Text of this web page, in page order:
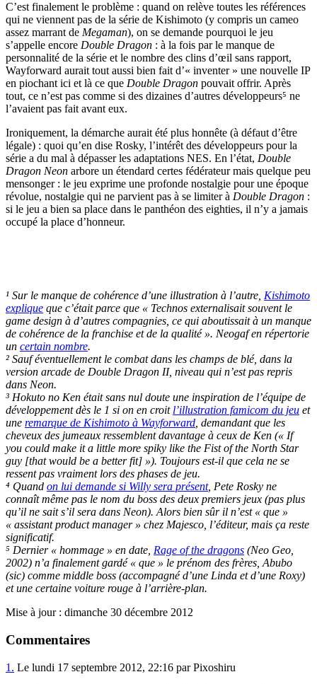
C’est finalement le problème : quand on relève toutes les références
qui ne viennent pas de la série de Kishimoto (y compris un cameo
assez marrant de Megaman), on se demande pourquoi le jeu
s’appelle encore Double Dragon : à la fois par le manque de
personnalité de la série et le nombre des clins d’œil sans rapport,
Wayforward aurait tout aussi bien fait d’« inventer » une nouvelle IP
en piochant ici et là ce que Double Dragon pouvait offrir. Après
tout, ce n’est pas comme si des dizaines d’autres développeurs⁵ ne
l’avaient pas fait avant eux.
Ironiquement, la démarche aurait été plus honnête (à défaut d’être
légale) : quoi qu’en dise Rosky, l’intérêt des développeurs pour la
série a du mal à dépasser les adaptations NES. En l’état, Double
Dragon Neon arbore un étendard certes fédérateur mais quelque peu
mensonger : le jeu exprime une profonde nostalgie pour une époque
révolue, nostalgie qui ne parvient pas à se limiter à Double Dragon :
si le jeu a bien sa place dans le panthéon des eighties, il n’y a jamais
occupé la place d’honneur.
¹ Sur le manque de cohérence d’une illustration à l’autre, Kishimoto
explique que c’était parce que « Technos externalisait souvent le
game design à d’autres compagnies, ce qui aboutissait à un manque
de cohérence de la franchise et de la qualité ». Neogaf en répertorie
un certain nombre.
² Sauf éventuellement le combat dans les champs de blé, dans la
version arcade de Double Dragon II, niveau qui n’est pas repris
dans Neon.
³ Hokuto no Ken était sans nul doute une inspiration de l’équipe de
développement dès le 1 si on en croit l’illustration famicom du jeu et
une remarque de Kishimoto à Wayforward , demandant que les
cheveux des jumeaux ressemblent davantage à ceux de Ken (« If
you could make it a little more spiky like the Fist of the North Star
guy [that would be a better fit] »). Toujours est-il que cela ne se
ressent pas vraiment lors des phases de jeu.
⁴ Quand on lui demande si Willy sera présent, Pete Rosky ne
connaît même pas le nom du boss des deux premiers jeux (pas plus
qu’il ne sait s’il sera dans Neon). Alors bien sûr il n’est « que »
« assistant product manager » chez Majesco, l’éditeur, mais ça reste
significatif.
⁵ Dernier « hommage » en date, Rage of the dragons (Neo Geo,
2002) n’a finalement gardé « que » le prénom des frères, Abubo
(sic) comme middle boss (accompagné d’une Linda et d’une Roxy)
et une certaine voiture rouge à l’arrière-plan.
Mise à jour : dimanche 30 décembre 2012
Commentaires
1. Le lundi 17 septembre 2012, 22:16 par Pixoshiru